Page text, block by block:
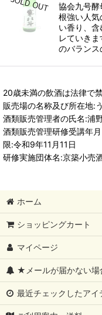
協会九号酵
根強い人
い香り、
レていき
のバラン
20歳未満の飲酒は法律で
販売場の名称及び所在地:
酒類販売管理者の氏名:浦
酒類販売管理研修受講年
限:令和9年11月11日
研修実施団体名:京築小売
ホーム
ショッピングカート
マイページ
★メールが届かない
最近チェックしたアイ